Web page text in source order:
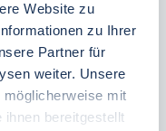
Website zu
zu Ihrer
Partner für
weiter. Unsere
mit
bereitgestellt
stornieren
7
Ort